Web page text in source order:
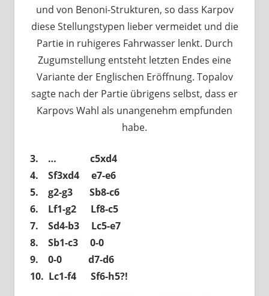
und von Benoni-Strukturen, so dass Karpov
diese Stellungstypen lieber vermeidet und die
Partie in ruhigeres Fahrwasser lenkt. Durch
Zugumstellung entsteht letzten Endes eine
Variante der Englischen Eröffnung. Topalov
sagte nach der Partie übrigens selbst, dass er
Karpovs Wahl als unangenehm empfunden
habe.
3. … c5xd4
4. Sf3xd4 e7-e6
5. g2-g3 Sb8-c6
6. Lf1-g2 Lf8-c5
7. Sd4-b3 Lc5-e7
8. Sb1-c3 0-0
9. 0-0 d7-d6
10. Lc1-f4 Sf6-h5?!